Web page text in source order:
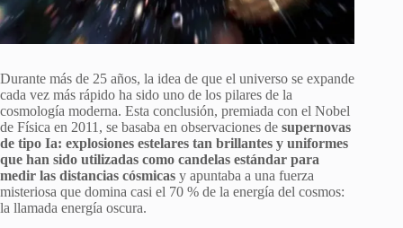
Durante más de 25 años, la idea de que el universo se expande
cada vez más rápido ha sido uno de los pilares de la
cosmología moderna. Esta conclusión, premiada con el Nobel
de Física en 2011, se basaba en observaciones de supernovas
de tipo Ia: explosiones estelares tan brillantes y uniformes
que han sido utilizadas como candelas estándar para
medir las distancias cósmicas y apuntaba a una fuerza
misteriosa que domina casi el 70 % de la energía del cosmos:
la llamada energía oscura.